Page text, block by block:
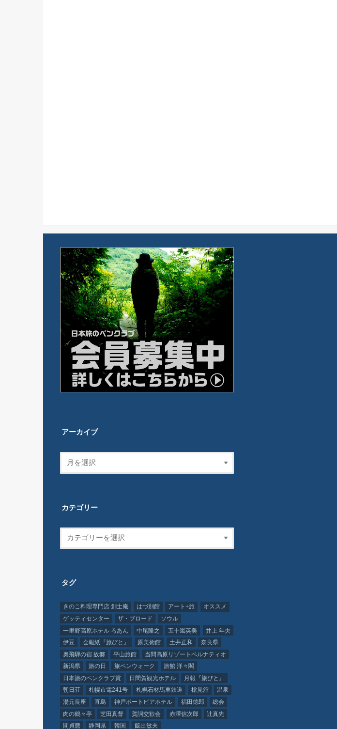
アーカイブ
カテゴリー
タグ
きのこ料理専門店 創士庵 はづ別館 アート+旅
オススメ
ゲッティセンター
ザ・ブロード
ソウル
一里野高原ホテル ろあん
中尾隆之 五十嵐英美
井上 年央
伊豆
会報紙『旅びと』 原美術館 土井正和
奈良県
奥飛騨の宿 故郷
平山旅館
当間高原リゾートベルナティオ
新潟県
旅の日 旅ペンウォーク
旅館 洋々閣
日本旅のペンクラブ賞
日間賀観光ホテル
月報『旅びと』
朝日荘
札幌市電241号 札幌石材馬車鉄道 槍見舘
温泉
湯元長座
直島 神戸ポートピアホテル 福田徳郎
総会
肉の鶴々亭
芝田真督 賀詞交歓会 赤澤信次郎
辻真先
間貞麿
静岡県 韓国 飯出敏夫